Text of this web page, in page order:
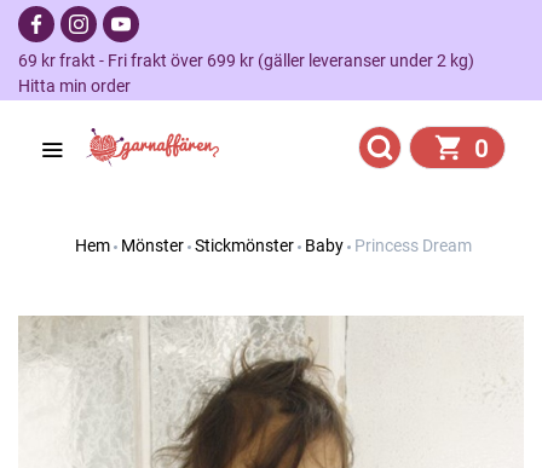
69 kr frakt - Fri frakt över 699 kr (gäller leveranser under 2 kg)
Hitta min order
0
Hem Mönster Stickmönster Baby Princess Dream